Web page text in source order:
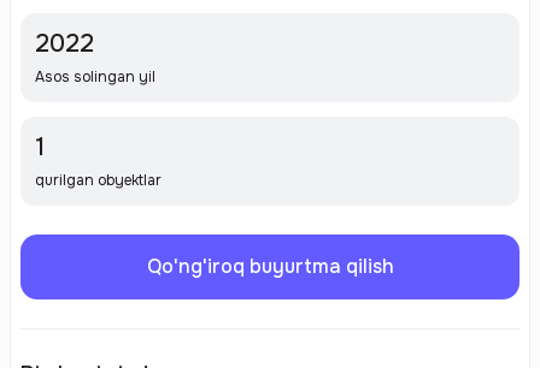
2022
Asos solingan yil
1
qurilgan obyektlar
Qo'ng'iroq buyurtma qilish